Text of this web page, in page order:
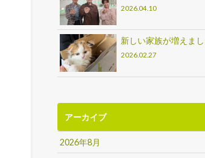
2026.04.10
新しい家族が増えまし
2026.02.27
アーカイブ
2026年8月